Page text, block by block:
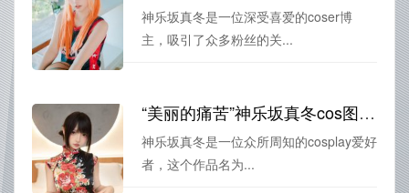
神乐坂真冬是一位深受喜爱的coser博
主，吸引了众多粉丝的关...
“美丽的痛苦”神乐坂真冬cos图片套火爆发售
神乐坂真冬是一位众所周知的cosplay爱好
者，这个作品名为...